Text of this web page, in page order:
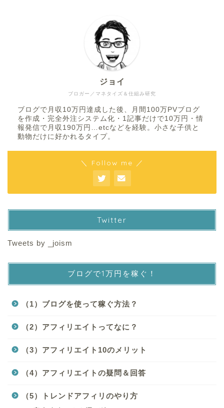
ブロガー／マネタイズ＆仕組み研究
ジョイ
ブログで月収10万円達成した後、月間100万PVブログ
を作成・完全外注システム化・1記事だけで10万円・情
報発信で月収190万円…etcなどを経験。小さな子供と
動物だけに好かれるタイプ。
＼ Follow me ／
Twitter
Tweets by _joism
ブログで1万円を稼ぐ！
（1）ブログを使って稼ぐ方法？
（2）アフィリエイトってなに？
（3）アフィリエイト10のメリット
（4）アフィリエイトの疑問＆回答
（5）トレンドアフィリのやり方